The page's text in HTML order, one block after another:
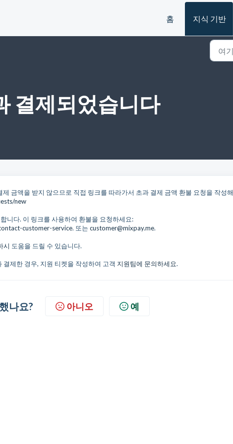
홈 지식 기반
결제되었습니다
금액을 받지 않으므로 직접 링크를 따라가서 초과 결제 금액 환불 요청을 작성해
new
니다. 이 링크를 사용하여 환불을 요청하세요:
customer-service. 또는 customer@mixpay.me.
시 도움을 드릴 수 있습니다.
제한 경우, 지원 티켓을 작성하여 고객 지원팀에 문의하세요.
나요? 아니오 예